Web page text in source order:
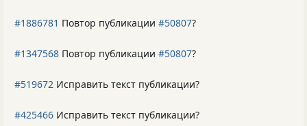
#1886781 Повтор публикации #50807?
#1347568 Повтор публикации #50807?
#519672 Исправить текст публикации?
#425466 Исправить текст публикации?